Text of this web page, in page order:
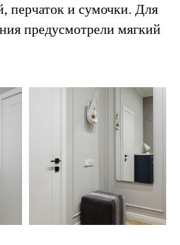
перчаток и сумочки. Для
предусмотрели мягкий